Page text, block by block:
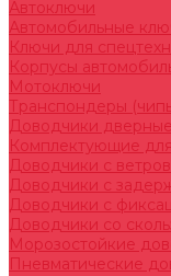
Автоключи
Автомобильные
Ключи для
Корпусы
Мотоключи
Транспондеры
Доводчики
Комплектующие
Доводчики с
Доводчики с
Доводчики с
Доводчики со
Морозостойкие
Пневматические